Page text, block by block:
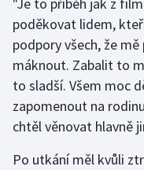
Házená
Jezdectví
Judo
"Je to příběh jak z
poděkovat lidem,
podpory všech, že
máknout. Zabalit to
to sladší. Všem moc
zapomenout na
chtěl věnovat hlavně
Po utkání měl kvůli